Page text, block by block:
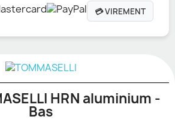
💳 VIREMENT
HRN aluminium -
Bas